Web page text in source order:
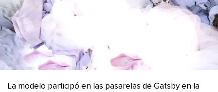
La modelo participó en las pasarelas de Gatsby en la